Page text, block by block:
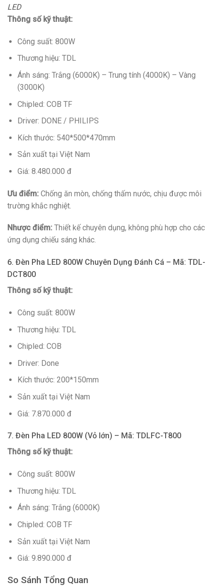
LED
Thông số kỹ thuật:
Công suất: 800W
Thương hiệu: TDL
Ánh sáng: Trắng (6000K) – Trung tính (4000K) – Vàng
(3000K)
Chipled: COB TF
Driver: DONE / PHILIPS
Kích thước: 540*500*470mm
Sản xuất tại Việt Nam
Giá: 8.480.000 đ
Ưu điểm: Chống ăn mòn, chống thấm nước, chịu được môi
trường khắc nghiệt.
Nhược điểm: Thiết kế chuyên dụng, không phù hợp cho các
ứng dụng chiếu sáng khác.
6. Đèn Pha LED 800W Chuyên Dụng Đánh Cá – Mã: TDL-
DCT800
Thông số kỹ thuật:
Công suất: 800W
Thương hiệu: TDL
Chipled: COB
Driver: Done
Kích thước: 200*150mm
Sản xuất tại Việt Nam
Giá: 7.870.000 đ
7. Đèn Pha LED 800W (Vỏ lớn) – Mã: TDLFC-T800
Thông số kỹ thuật:
Công suất: 800W
Thương hiệu: TDL
Ánh sáng: Trắng (6000K)
Chipled: COB TF
Sản xuất tại Việt Nam
Giá: 9.890.000 đ
So Sánh Tổng Quan